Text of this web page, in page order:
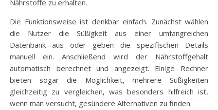
Nährstoffe zu erhalten.
Die Funktionsweise ist denkbar einfach. Zunächst wählen
die Nutzer die Süßigkeit aus einer umfangreichen
Datenbank aus oder geben die spezifischen Details
manuell ein. Anschließend wird der Nährstoffgehalt
automatisch berechnet und angezeigt. Einige Rechner
bieten sogar die Möglichkeit, mehrere Süßigkeiten
gleichzeitig zu vergleichen, was besonders hilfreich ist,
wenn man versucht, gesündere Alternativen zu finden.